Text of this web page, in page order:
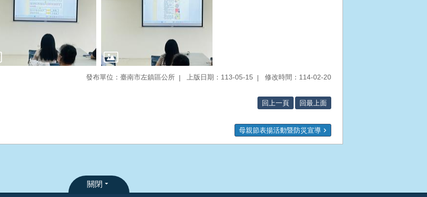
發布單位：臺南市左鎮區公所 上版日期：113-05-15 修改時間：114-02-20
回上一頁 回最上面
母親節表揚活動暨防災宣導
關閉